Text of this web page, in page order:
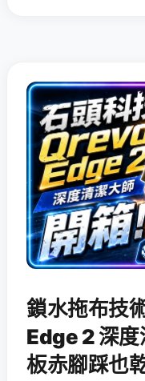
鎖水拖布技
Edge 2 深
板赤腳踩也